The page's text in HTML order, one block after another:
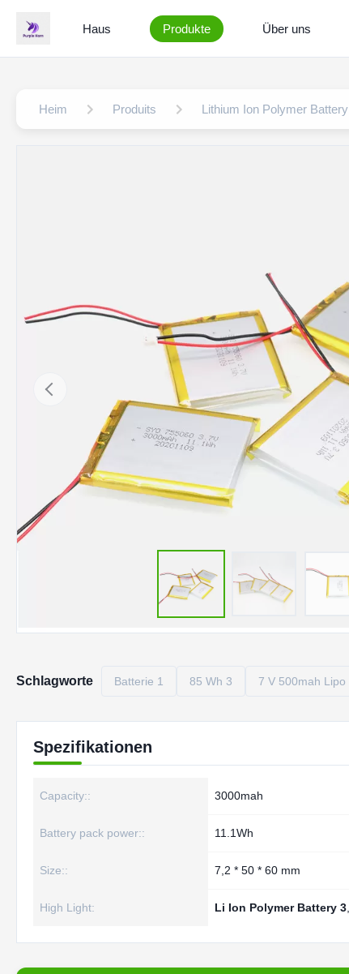
Haus Produkte Über uns
Heim Produits Lithium Ion Polymer Battery
Schlagworte Batterie 1 85 Wh 3 7 V 500mah Lipo
Spezifikationen
Capacity:: 3000mah
Battery pack power:: 11.1Wh
Size:: 7,2 * 50 * 60 mm
High Light: Li Ion Polymer Battery 3